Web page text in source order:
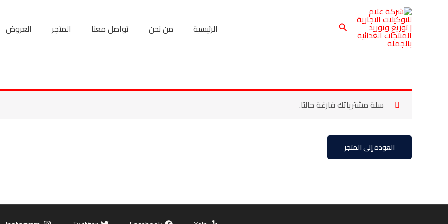
البحث الرئيسية من نحن تواصل معنا المتجر العروض
سلة مشترياتك فارغة حاليًا.
العودة إلى المتجر